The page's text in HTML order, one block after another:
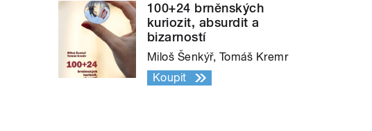
100+24 brněnských
kuriozit, absurdit a
bizarností
Miloš Šenkýř, Tomáš Kremr
Koupit